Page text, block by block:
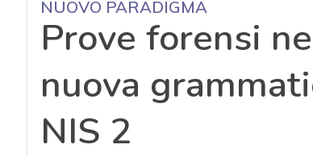
NUOVO PARADIGMA
Prove forensi
nuova
NIS 2